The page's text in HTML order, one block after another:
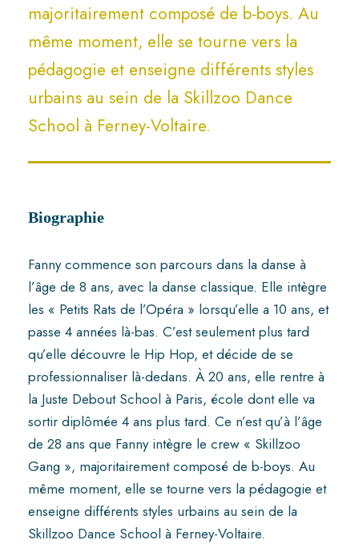
majoritairement composé de b-boys. Au
même moment, elle se tourne vers la
pédagogie et enseigne différents styles
urbains au sein de la Skillzoo Dance
School à Ferney-Voltaire.
Biographie
Fanny commence son parcours dans la danse à
l’âge de 8 ans, avec la danse classique. Elle intègre
les « Petits Rats de l’Opéra » lorsqu’elle a 10 ans, et
passe 4 années là-bas. C’est seulement plus tard
qu’elle découvre le Hip Hop, et décide de se
professionnaliser là-dedans. À 20 ans, elle rentre à
la Juste Debout School à Paris, école dont elle va
sortir diplômée 4 ans plus tard. Ce n’est qu’à l’âge
de 28 ans que Fanny intègre le crew « Skillzoo
Gang », majoritairement composé de b-boys. Au
même moment, elle se tourne vers la pédagogie et
enseigne différents styles urbains au sein de la
Skillzoo Dance School à Ferney-Voltaire.